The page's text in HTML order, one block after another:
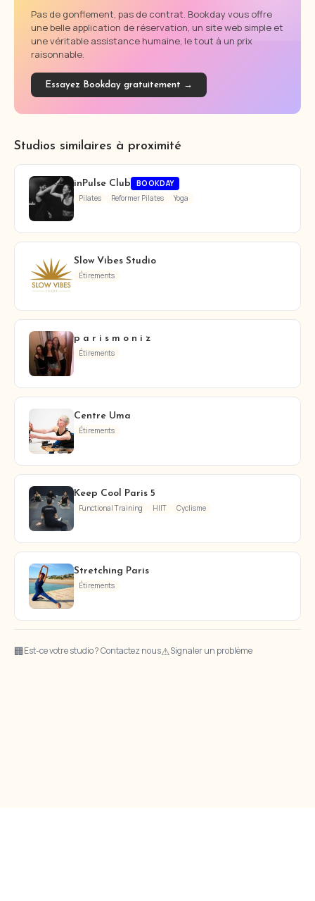
Pas de gonflement, pas de contrat. Bookday vous offre
une belle application de réservation, un site web simple et
une véritable assistance humaine, le tout à un prix
raisonnable.
Essayez Bookday gratuitement →
Studios similaires à proximité
inPulse Club
BOOKDAY
Pilates
Reformer Pilates Yoga
Slow Vibes Studio
Étirements
p a r i s m o n i z
Étirements
Centre Uma
Étirements
Keep Cool Paris 5
Functional Training HIIT Cyclisme
Stretching Paris
Étirements
🏢Est-ce votre studio ? Contactez nous⚠Signaler un problème